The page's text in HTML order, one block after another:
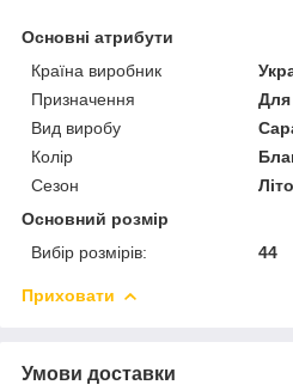
Основні атрибути
Країна виробник
Призначення
Для
Вид виробу
Колір
Сезон
Літо
Основний розмір
Вибір розмірів:
44
Приховати
Умови доставки